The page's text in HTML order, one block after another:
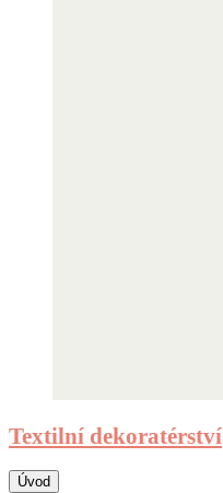
Textilní dekoratérství
Úvod